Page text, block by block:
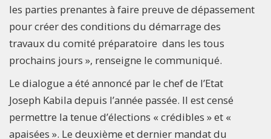
les parties prenantes à faire preuve de dépassement
pour créer des conditions du démarrage des
travaux du comité préparatoire dans les tous
prochains jours », renseigne le communiqué.
Le dialogue a été annoncé par le chef de l’Etat
Joseph Kabila depuis l’année passée. Il est censé
permettre la tenue d’élections « crédibles » et «
apaisées ». Le deuxième et dernier mandat du